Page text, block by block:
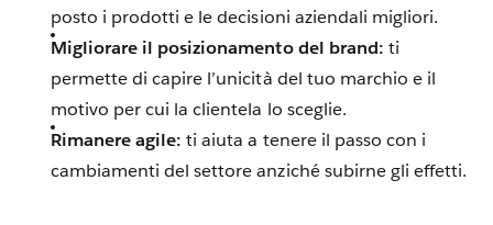
posto i prodotti e le decisioni aziendali migliori.
Migliorare il posizionamento del brand: ti
permette di capire l’unicità del tuo marchio e il
motivo per cui la clientela lo sceglie.
Rimanere agile: ti aiuta a tenere il passo con i
cambiamenti del settore anziché subirne gli effetti.